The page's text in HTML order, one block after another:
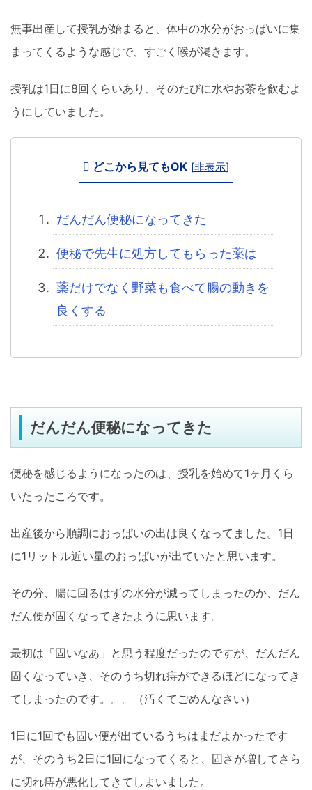
無事出産して授乳が始まると、体中の水分がおっぱいに集
まってくるような感じで、すごく喉が渇きます。
授乳は1日に8回くらいあり、そのたびに水やお茶を飲むよ
うにしていました。
どこから見てもOK [非表示]
だんだん便秘になってきた
便秘で先生に処方してもらった薬は
薬だけでなく野菜も食べて腸の動きを
良くする
だんだん便秘になってきた
便秘を感じるようになったのは、授乳を始めて1ヶ月くら
いたったころです。
出産後から順調におっぱいの出は良くなってました。1日
に1リットル近い量のおっぱいが出ていたと思います。
その分、腸に回るはずの水分が減ってしまったのか、だん
だん便が固くなってきたように思います。
最初は「固いなあ」と思う程度だったのですが、だんだん
固くなっていき、そのうち切れ痔ができるほどになってき
てしまったのです。。。（汚くてごめんなさい）
1日に1回でも固い便が出ているうちはまだよかったです
が、そのうち2日に1回になってくると、固さが増してさら
に切れ痔が悪化してきてしまいました。